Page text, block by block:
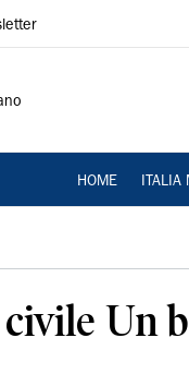
HOME ITALIA
Un